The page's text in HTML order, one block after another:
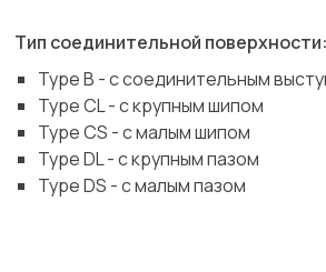
Тип соединительной поверхности:
Type B - с соединительным
Type CL - с крупным шипом
Type CS - с малым шипом
Type DL - с крупным пазом
Type DS - с малым пазом